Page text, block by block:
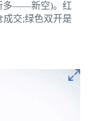
多——新空)。红
交;绿色双开是